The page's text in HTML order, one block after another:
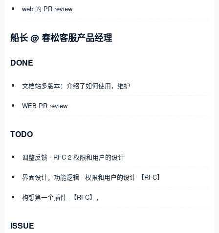
web 的 PR review
船长 @ 春松客服产品经理
DONE
文档站多版本：介绍了如何使用，维护
WEB PR review
TODO
调整反馈 - RFC 2 权限和用户的设计
界面设计，功能逻辑 - 权限和用户的设计 【RFC】
构想第一个插件 -【RFC】，
ISSUE